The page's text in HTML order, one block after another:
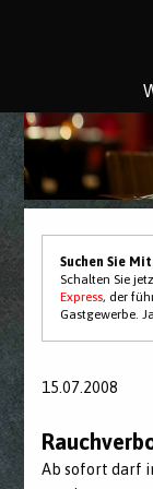
Suchen Sie
Schalten Sie
Express, der
Gastgewerbe.
15.07.2008
Ab sofort darf